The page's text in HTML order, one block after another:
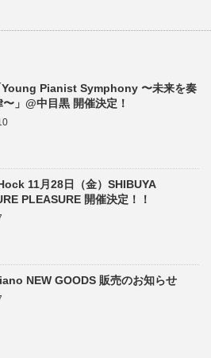
Young Pianist Symphony 〜未来を奏
」@中目黒 開催決定！
11月28日（金）SHIBUYA
PLEASURE 開催決定！！
NEW GOODS 販売のお知らせ